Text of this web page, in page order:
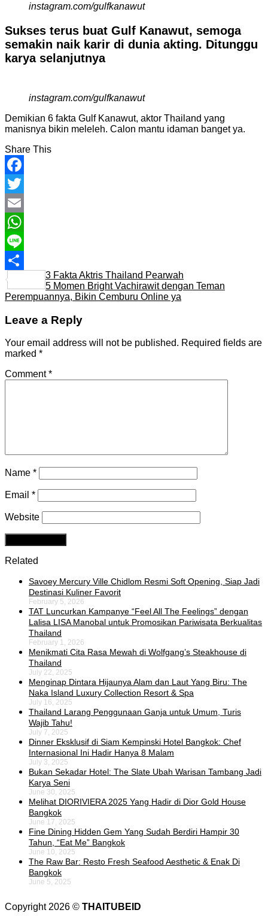
instagram.com/gulfkanawut
Sukses terus buat Gulf Kanawut, semoga
semakin naik karir di dunia akting. Ditunggu
karya selanjutnya
instagram.com/gulfkanawut
Demikian 6 fakta Gulf Kanawut, aktor Thailand yang
manisnya bikin meleleh. Calon mantu idaman banget ya.
Share This
Facebook
Twitter
Email
WhatsApp
Line
Share
3 Fakta Aktris Thailand Pearwah
5 Momen Bright Vachirawit dengan Teman
Perempuannya, Bikin Cemburu Online ya
Leave a Reply
Your email address will not be published. Required fields are
marked *
Comment*
Name *
Email *
Website
Related
Savoey Mercury Ville Chidlom Resmi Soft Opening, Siap Jadi
Destinasi Kuliner Favorit
February 5, 2026
TAT Luncurkan Kampanye “Feel All The Feelings” dengan
Lalisa LISA Manobal untuk Promosikan Pariwisata Berkualitas
Thailand
February 1, 2026
Menikmati Cita Rasa Mewah di Wolfgang’s Steakhouse di
Thailand
July 22, 2025
Menginap Dintara Hijaunya Alam dan Laut Yang Biru: The
Naka Island Luxury Collection Resort & Spa
July 16, 2025
Thailand Larang Penggunaan Ganja untuk Umum, Turis
Wajib Tahu!
July 7, 2025
Dinner Eksklusif di Siam Kempinski Hotel Bangkok: Chef
Internasional Ini Hadir Hanya 8 Malam
July 3, 2025
Bukan Sekadar Hotel: The Slate Ubah Warisan Tambang Jadi
Karya Seni
June 30, 2025
Melihat DIORIVIERA 2025 Yang Hadir di Dior Gold House
Bangkok
June 17, 2025
Fine Dining Hidden Gem Yang Sudah Berdiri Hampir 30
Tahun, “Eat Me” Bangkok
June 10, 2025
The Raw Bar: Resto Fresh Seafood Aesthetic & Enak Di
Bangkok
June 5, 2025
Copyright 2026 © THAITUBEID